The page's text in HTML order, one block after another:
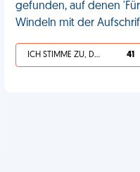
gefunden, auf denen
Windeln mit der
ICH STIMME ZU, DEIN LEBEN IST SCHEISSE 41